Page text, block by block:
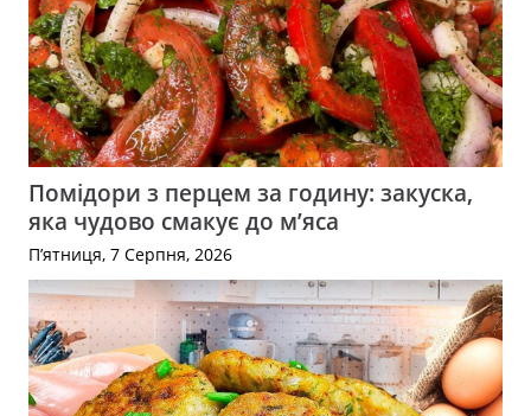
Помідори з перцем за годину: закуска,
яка чудово смакує до м’яса
П’ятниця, 7 Серпня, 2026